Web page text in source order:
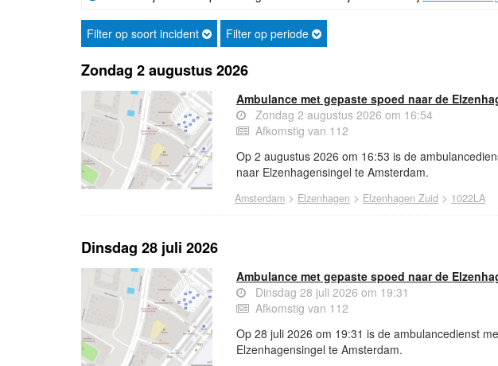
Filter op soort incident Filter op periode
Zondag 2 augustus 2026
Ambulance met gepaste spoed naar de
Zondag 2 augustus 2026 om 16:54
Afkomstig van 112
Op 2 augustus 2026 om 16:53 is de
naar Elzenhagensingel te Amsterdam.
Amsterdam > Elzenhagen > Elzenhagen Zuid > 1022LA
Dinsdag 28 juli 2026
Ambulance met gepaste spoed naar de
Dinsdag 28 juli 2026 om 19:31
Afkomstig van 112
Op 28 juli 2026 om 19:31 is de ambulancedienst
Elzenhagensingel te Amsterdam.